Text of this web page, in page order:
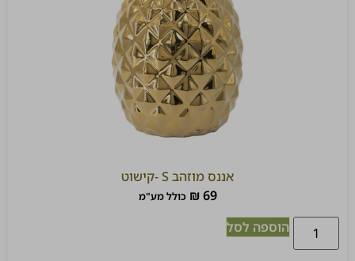
אננס מוזהב S -קישוט
₪69 כולל מע"מ
הוספה לסל